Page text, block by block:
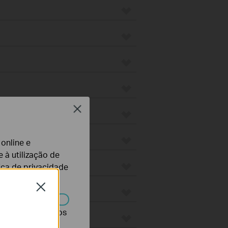
Close
e
à utilização de
de privacidade
desativados nos
Close